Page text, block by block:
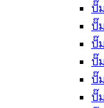
ปั๊
ปั๊
ปั๊
ปั๊
ปั๊
ปั๊